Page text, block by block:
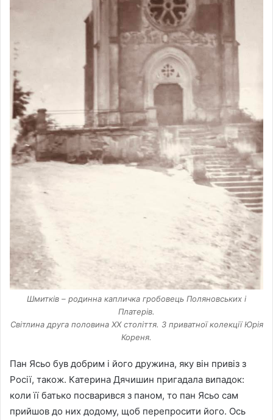
Шмитків – родинна капличка гробовець Поляновських і
Платерів.
Світлина друга половина ХХ століття. З приватної колекції Юрія
Кореня.
Пан Ясьо був добрим і його дружина, яку він привіз з
Росії, також. Катерина Дячишин пригадала випадок:
коли її батько посварився з паном, то пан Ясьо сам
прийшов до них додому, щоб перепросити його. Ось